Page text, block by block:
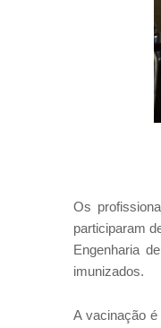
Os
participaram
Engenharia
imunizados.
A vacinação